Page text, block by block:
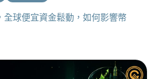
全球便宜資金鬆動，如何影響幣